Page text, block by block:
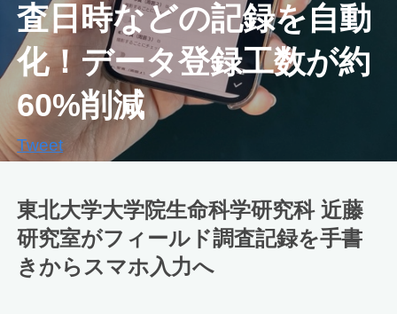
査日時などの記録を自動
化！データ登録工数が約
60%削減
Tweet
東北大学大学院生命科学研究科 近藤
研究室がフィールド調査記録を手書
きからスマホ入力へ